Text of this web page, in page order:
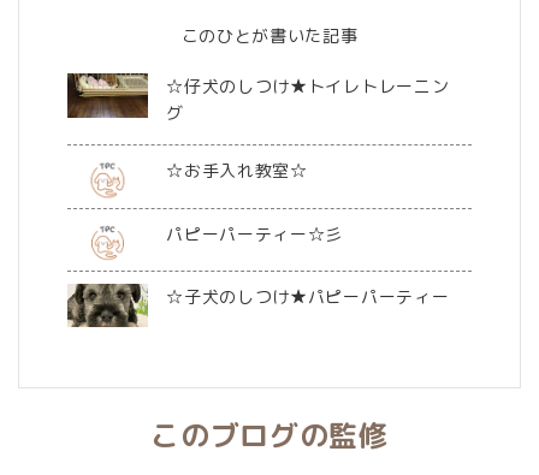
このひとが書いた記事
☆仔犬のしつけ★トイレトレーニン
グ
☆お手入れ教室☆
パピーパーティー☆彡
☆子犬のしつけ★パピーパーティー
このブログの監修